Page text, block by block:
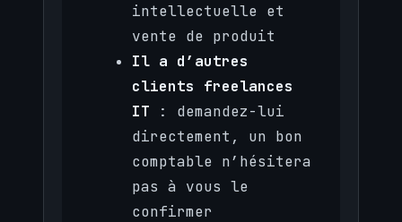
intellectuelle et
vente de produit
Il a d’autres
clients freelances
IT : demandez-lui
directement, un bon
comptable n’hésitera
pas à vous le
confirmer